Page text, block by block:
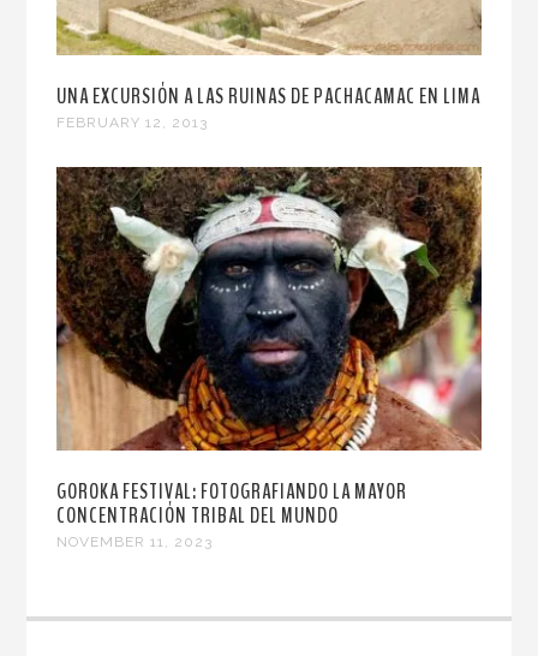
UNA EXCURSIÓN A LAS RUINAS DE PACHACAMAC EN LIMA
FEBRUARY 12, 2013
GOROKA FESTIVAL: FOTOGRAFIANDO LA MAYOR
CONCENTRACIÓN TRIBAL DEL MUNDO
NOVEMBER 11, 2023